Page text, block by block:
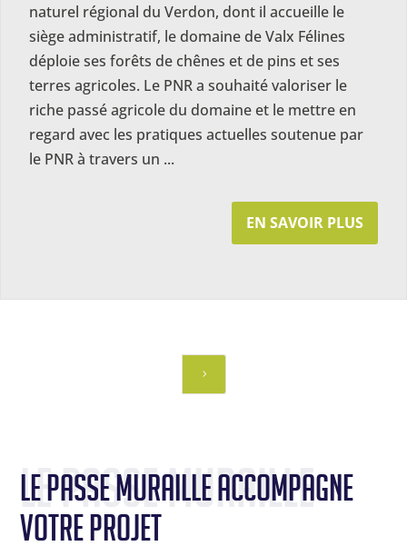
naturel régional du Verdon, dont il accueille le
siège administratif, le domaine de Valx Félines
déploie ses forêts de chênes et de pins et ses
terres agricoles. Le PNR a souhaité valoriser le
riche passé agricole du domaine et le mettre en
regard avec les pratiques actuelles soutenue par
le PNR à travers un ...
EN SAVOIR PLUS
3
Le Passe Muraille
Le Passe Muraille accompagne
votre projet